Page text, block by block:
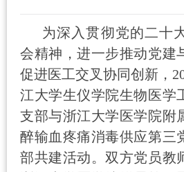
为深入贯彻党的二十
会精神，进一步推动党建
促进医工交叉协同创新，
江大学生仪学院生物医学
支部与浙江大学医学院附
醉输血疼痛消毒供应第三
部共建活动。双方党员教